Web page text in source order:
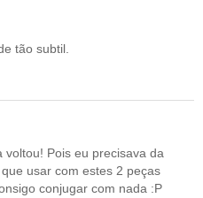
tão subtil.
Pois eu precisava da
usar com estes 2 peças
conjugar com nada :P